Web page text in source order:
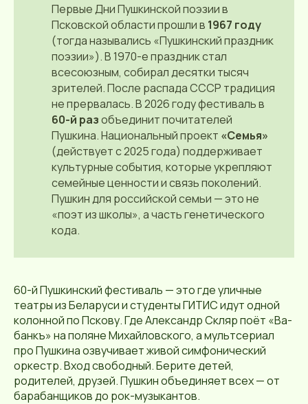
Первые Дни Пушкинской поэзии в
Псковской области прошли в 1967 году
(тогда назывались «Пушкинский праздник
поэзии»). В 1970-е праздник стал
всесоюзным, собирал десятки тысяч
зрителей. После распада СССР традиция
не прервалась. В 2026 году фестиваль в
60-й разобъединит почитателей
Пушкина. Национальный проект «Семья»
(действует с 2025 года) поддерживает
культурные события, которые укрепляют
семейные ценности и связь поколений.
Пушкин для российской семьи — это не
«поэт из школы», а часть генетического
кода.
60-й Пушкинский фестиваль — это где уличные
театры из Беларуси и студенты ГИТИС идут одной
колонной по Пскову. Где Александр Скляр поёт «Ва-
банкъ» на поляне Михайловского, а мультсериал
про Пушкина озвучивает живой симфонический
оркестр. Вход свободный. Берите детей,
родителей, друзей. Пушкин объединяет всех — от
барабанщиков до рок-музыкантов.